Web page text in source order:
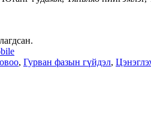
, Гурван фазын гүйдэл,